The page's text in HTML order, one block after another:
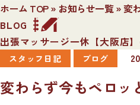
ホーム TOP» お知らせ一覧»変
BLOG
出張マッサージ一休【大阪店
スタッフ日記 ブログ
変わらず今もペロッ